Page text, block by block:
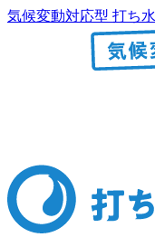
気候変動対応型 打ち